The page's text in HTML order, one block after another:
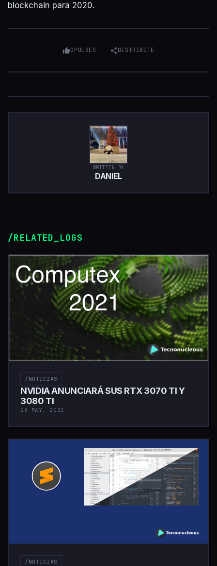
blockchain para 2020.
0PULSES DISTRIBUTE
WRITTEN BY
DANIEL
/RELATED_LOGS
/NOTICIAS
NVIDIA ANUNCIARÁ SUS RTX 3070 TI Y
3080 TI
28 MAY. 2021
/NOTICIAS